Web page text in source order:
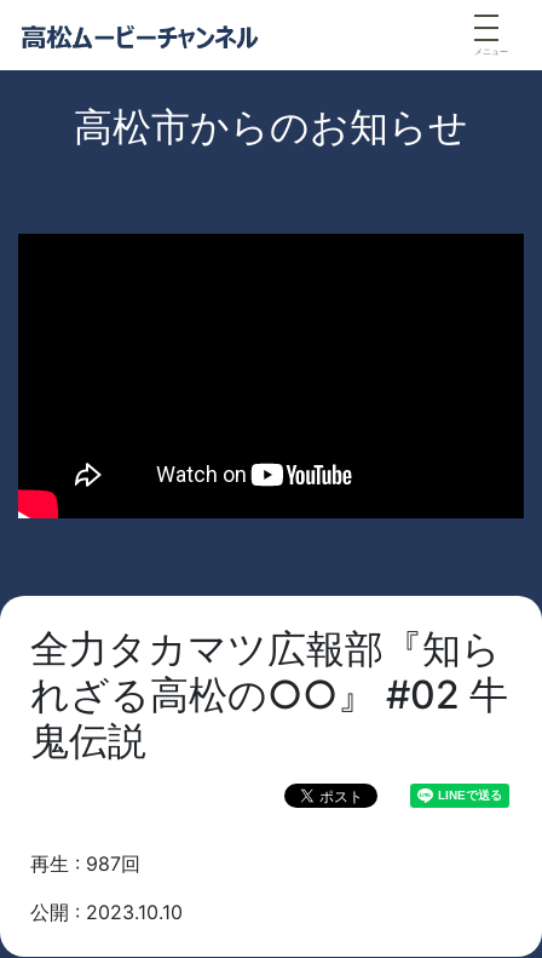
メニュー
高松市からのお知らせ
全力タカマツ広報部『知ら
れざる高松の○○』 #02 牛
鬼伝説
再生 : 987回
公開 : 2023.10.10